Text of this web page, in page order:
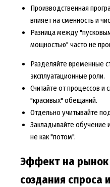
Производственная
влияет на сменность и
Разница между
мощностью" часто не
Разделяйте временные
эксплуатационные роли.
Считайте от процессов и
"красивых" обещаний.
Отдельно учитывайте
Закладывайте обучение
не как "потом".
Эффект на рынок
создания спроса